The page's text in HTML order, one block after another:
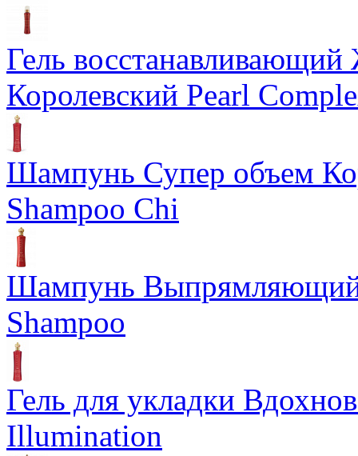
Гель
Королевский Pearl
Шампунь Супер объем
Shampoo Chi
Шампунь Выпрямляющий
Shampoo
Гель для укладки
Illumination